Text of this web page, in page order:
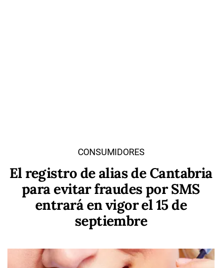
CONSUMIDORES
El registro de alias de Cantabria
para evitar fraudes por SMS
entrará en vigor el 15 de
septiembre